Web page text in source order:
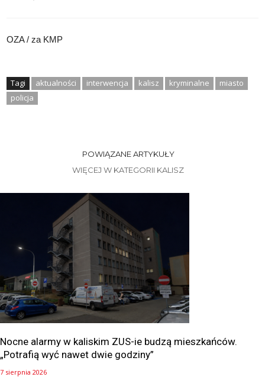
OZA / za KMP
Tagi aktualności interwencja kalisz kryminalne
miasto
policja
POWIĄZANE ARTYKUŁY
WIĘCEJ W KATEGORII KALISZ
Nocne alarmy w kaliskim ZUS-ie budzą mieszkańców.
„Potrafią wyć nawet dwie godziny”
7 sierpnia 2026